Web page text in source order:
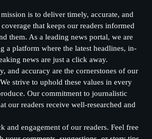
is to deliver timely, accurate, and
that keeps our readers informed
them. As a leading news portal, we are
a platform where the latest headlines, in-
news are just a click away.
and accuracy are the cornerstones of our
strive to uphold these values in every
Our commitment to journalistic
our readers receive well-researched and
and engagement of our readers. Feel free